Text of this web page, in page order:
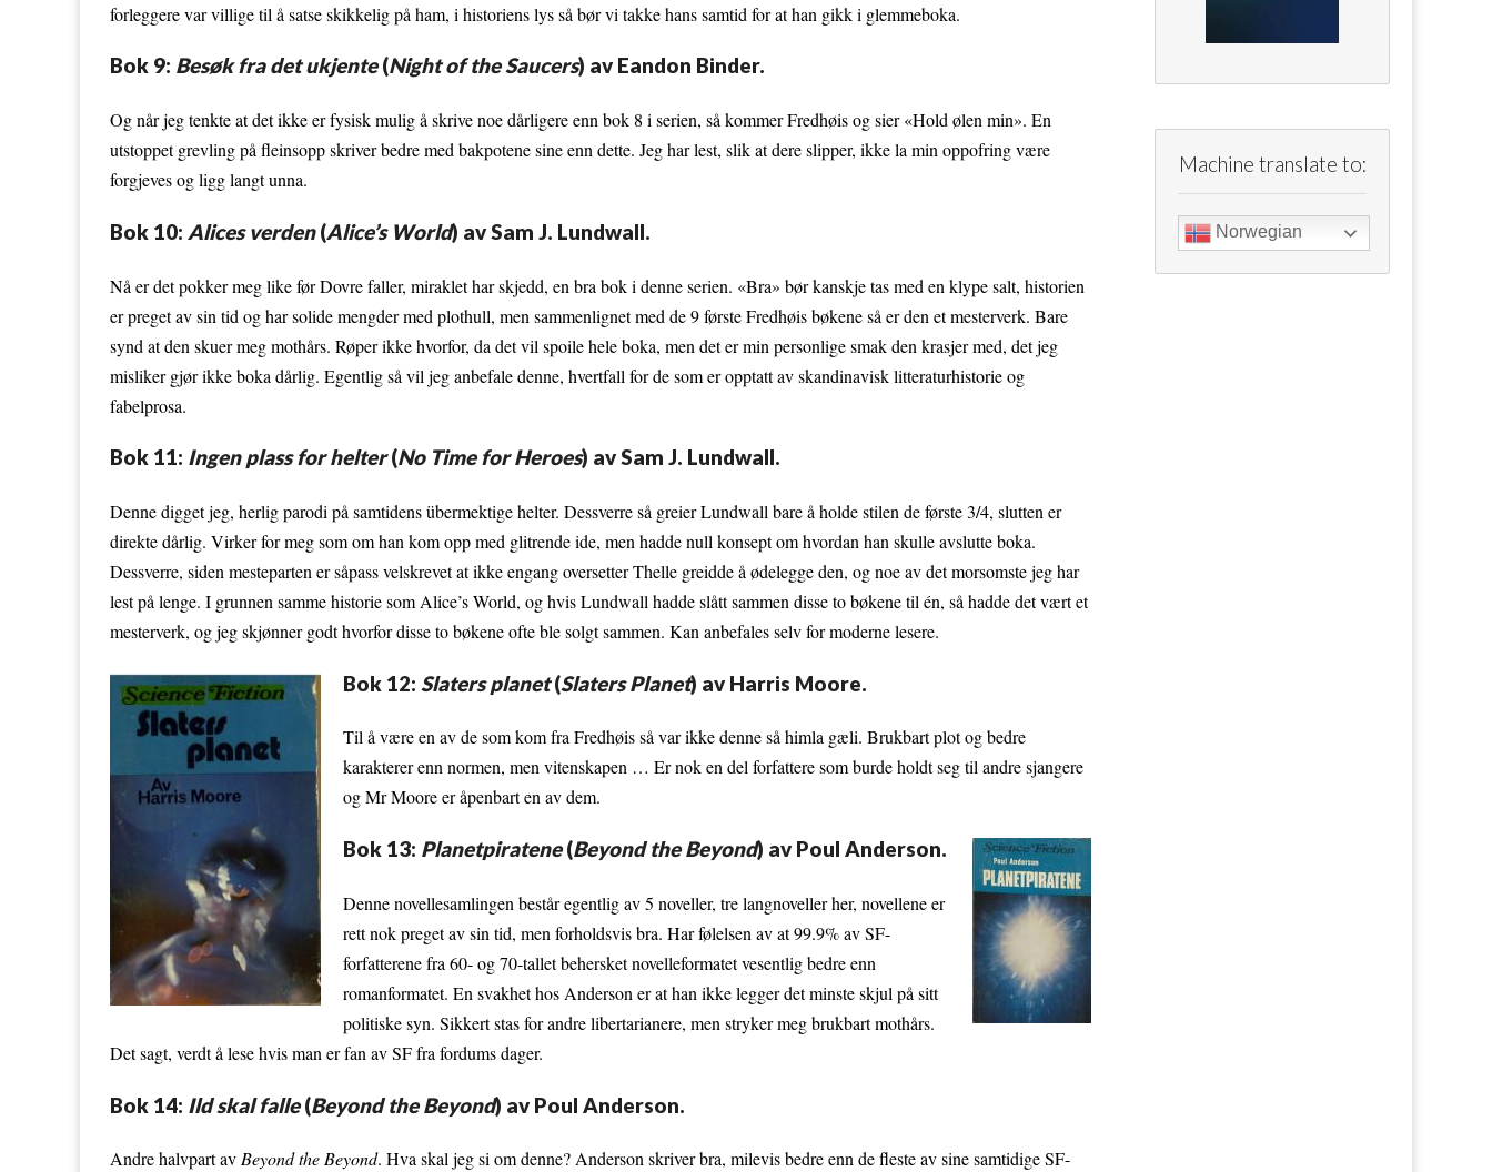
forleggere var villige til å satse skikkelig på ham, i historiens lys så bør vi takke hans samtid for at han gikk i glemmeboka.
Bok 9: Besøk fra det ukjente(Night of the Saucers) av Eandon Binder.
Og når jeg tenkte at det ikke er fysisk mulig å skrive noe dårligere enn bok 8 i serien, så kommer Fredhøis og sier «Hold ølen min». En
utstoppet grevling på fleinsopp skriver bedre med bakpotene sine enn dette. Jeg har lest, slik at dere slipper, ikke la min oppofring være
forgjeves og ligg langt unna.
Bok 10: Alices verden(Alice’s World) av Sam J. Lundwall.
Nå er det pokker meg like før Dovre faller, miraklet har skjedd, en bra bok i denne serien. «Bra» bør kanskje tas med en klype salt, historien
er preget av sin tid og har solide mengder med plothull, men sammenlignet med de 9 første Fredhøis bøkene så er den et mesterverk. Bare
synd at den skuer meg mothårs. Røper ikke hvorfor, da det vil spoile hele boka, men det er min personlige smak den krasjer med, det jeg
misliker gjør ikke boka dårlig. Egentlig så vil jeg anbefale denne, hvertfall for de som er opptatt av skandinavisk litteraturhistorie og
fabelprosa.
Bok 11: Ingen plass for helter(No Time for Heroes) av Sam J. Lundwall.
Denne digget jeg, herlig parodi på samtidens übermektige helter. Dessverre så greier Lundwall bare å holde stilen de første 3/4, slutten er
direkte dårlig. Virker for meg som om han kom opp med glitrende ide, men hadde null konsept om hvordan han skulle avslutte boka.
Dessverre, siden mesteparten er såpass velskrevet at ikke engang oversetter Thelle greidde å ødelegge den, og noe av det morsomste jeg har
lest på lenge. I grunnen samme historie som Alice’s World, og hvis Lundwall hadde slått sammen disse to bøkene til én, så hadde det vært et
mesterverk, og jeg skjønner godt hvorfor disse to bøkene ofte ble solgt sammen. Kan anbefales selv for moderne lesere.
Bok 12: Slaters planet(Slaters Planet) av Harris Moore.
Til å være en av de som kom fra Fredhøis så var ikke denne så himla gæli. Brukbart plot og bedre
karakterer enn normen, men vitenskapen … Er nok en del forfattere som burde holdt seg til andre sjangere
og Mr Moore er åpenbart en av dem.
Bok 13: Planetpiratene(Beyond the Beyond) av Poul Anderson.
Denne novellesamlingen består egentlig av 5 noveller, tre langnoveller her, novellene er
rett nok preget av sin tid, men forholdsvis bra. Har følelsen av at 99.9% av SF-
forfatterene fra 60- og 70-tallet behersket novelleformatet vesentlig bedre enn
romanformatet. En svakhet hos Anderson er at han ikke legger det minste skjul på sitt
politiske syn. Sikkert stas for andre libertarianere, men stryker meg brukbart mothårs.
Det sagt, verdt å lese hvis man er fan av SF fra fordums dager.
Bok 14: Ild skal falle(Beyond the Beyond) av Poul Anderson.
Andre halvpart avBeyond the Beyond. Hva skal jeg si om denne? Anderson skriver bra, milevis bedre enn de fleste av sine samtidige SF-
Machine translate to:
Norwegian